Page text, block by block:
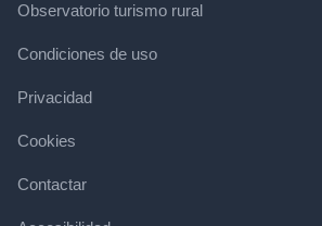
Observatorio turismo rural
Condiciones de uso
Privacidad
Cookies
Contactar